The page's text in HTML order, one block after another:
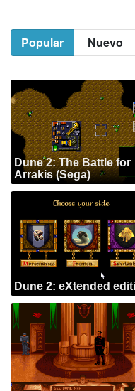
Popular Nuevo
Dune 2: The Battle for
Arrakis (Sega)
Dune 2: eXtended